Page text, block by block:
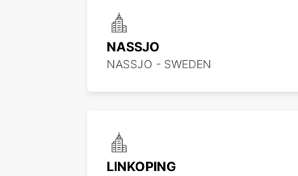
NASSJO
NASSJO - SWEDEN
LINKOPING